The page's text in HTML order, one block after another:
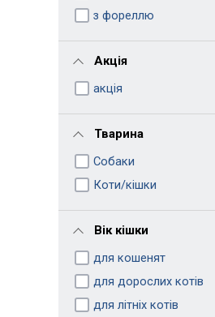
з фореллю
Акція
акція
Тварина
Собаки
Коти/кішки
Вік кішки
для кошенят
для дорослих котів
для літніх котів